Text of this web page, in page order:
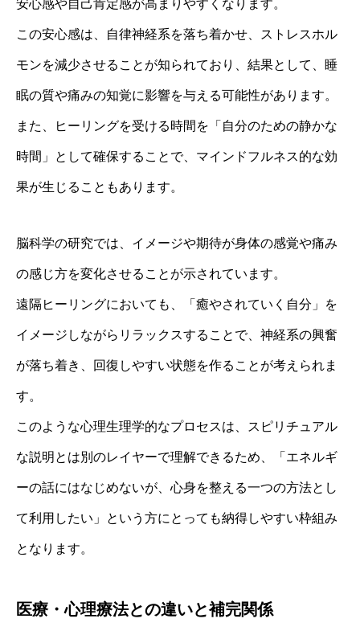
安心感や自己肯定感が高まりやすくなります。
この安心感は、自律神経系を落ち着かせ、ストレスホル
モンを減少させることが知られており、結果として、睡
眠の質や痛みの知覚に影響を与える可能性があります。
また、ヒーリングを受ける時間を「自分のための静かな
時間」として確保することで、マインドフルネス的な効
果が生じることもあります。
脳科学の研究では、イメージや期待が身体の感覚や痛み
の感じ方を変化させることが示されています。
遠隔ヒーリングにおいても、「癒やされていく自分」を
イメージしながらリラックスすることで、神経系の興奮
が落ち着き、回復しやすい状態を作ることが考えられま
す。
このような心理生理学的なプロセスは、スピリチュアル
な説明とは別のレイヤーで理解できるため、「エネルギ
ーの話にはなじめないが、心身を整える一つの方法とし
て利用したい」という方にとっても納得しやすい枠組み
となります。
医療・心理療法との違いと補完関係